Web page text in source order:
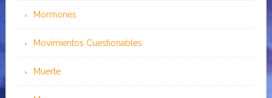
Mormones
Movimientos Cuestionables
Muerte